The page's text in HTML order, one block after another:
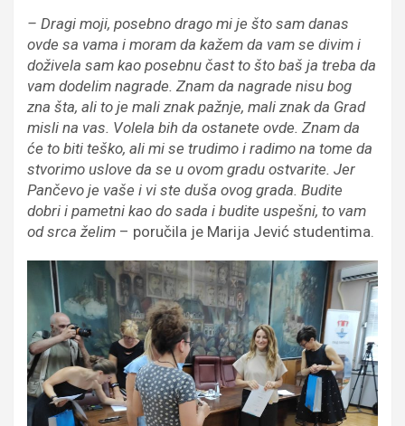
– Dragi moji, posebno drago mi je što sam danas
ovde sa vama i moram da kažem da vam se divim i
doživela sam kao posebnu čast to što baš ja treba da
vam dodelim nagrade. Znam da nagrade nisu bog
zna šta, ali to je mali znak pažnje, mali znak da Grad
misli na vas. Volela bih da ostanete ovde. Znam da
će to biti teško, ali mi se trudimo i radimo na tome da
stvorimo uslove da se u ovom gradu ostvarite. Jer
Pančevo je vaše i vi ste duša ovog grada. Budite
dobri i pametni kao do sada i budite uspešni, to vam
od srca želim – poručila je Marija Jević studentima.